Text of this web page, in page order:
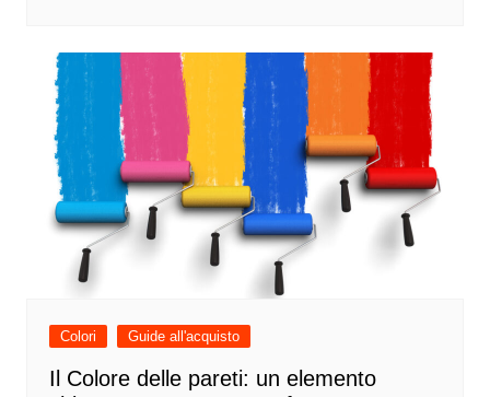
Colori Guide all'acquisto
Il Colore delle pareti: un elemento